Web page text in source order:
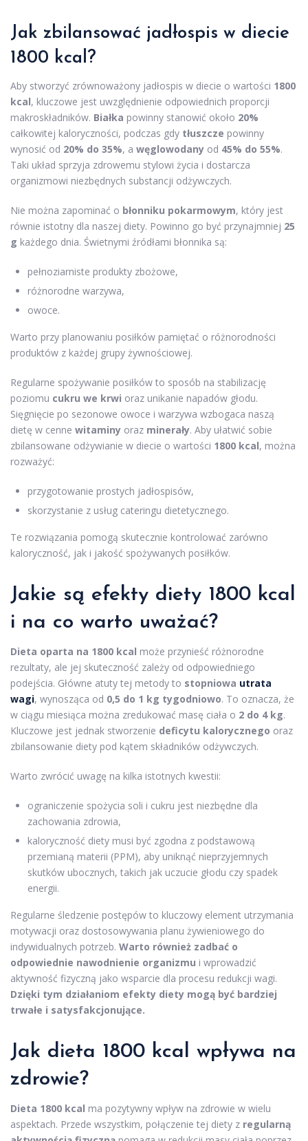
Jak zbilansować jadłospis w diecie
1800 kcal?
Aby stworzyć zrównoważony jadłospis w diecie o wartości 1800
kcal, kluczowe jest uwzględnienie odpowiednich proporcji
makroskładników. Białka powinny stanowić około 20%
całkowitej kaloryczności, podczas gdy tłuszcze powinny
wynosić od 20% do 35%, a węglowodany od 45% do 55%.
Taki układ sprzyja zdrowemu stylowi życia i dostarcza
organizmowi niezbędnych substancji odżywczych.
Nie można zapominać o błonniku pokarmowym, który jest
równie istotny dla naszej diety. Powinno go być przynajmniej 25
g każdego dnia. Świetnymi źródłami błonnika są:
pełnoziarniste produkty zbożowe,
różnorodne warzywa,
owoce.
Warto przy planowaniu posiłków pamiętać o różnorodności
produktów z każdej grupy żywnościowej.
Regularne spożywanie posiłków to sposób na stabilizację
poziomu cukru we krwi oraz unikanie napadów głodu.
Sięgnięcie po sezonowe owoce i warzywa wzbogaca naszą
dietę w cenne witaminy oraz minerały. Aby ułatwić sobie
zbilansowane odżywianie w diecie o wartości 1800 kcal, można
rozważyć:
przygotowanie prostych jadłospisów,
skorzystanie z usług cateringu dietetycznego.
Te rozwiązania pomogą skutecznie kontrolować zarówno
kaloryczność, jak i jakość spożywanych posiłków.
Jakie są efekty diety 1800 kcal
i na co warto uważać?
Dieta oparta na 1800 kcal może przynieść różnorodne
rezultaty, ale jej skuteczność zależy od odpowiedniego
podejścia. Główne atuty tej metody to stopniowa utrata
wagi, wynosząca od 0,5 do 1 kg tygodniowo. To oznacza, że
w ciągu miesiąca można zredukować masę ciała o 2 do 4 kg.
Kluczowe jest jednak stworzenie deficytu kalorycznego oraz
zbilansowanie diety pod kątem składników odżywczych.
Warto zwrócić uwagę na kilka istotnych kwestii:
ograniczenie spożycia soli i cukru jest niezbędne dla
zachowania zdrowia,
kaloryczność diety musi być zgodna z podstawową
przemianą materii (PPM), aby uniknąć nieprzyjemnych
skutków ubocznych, takich jak uczucie głodu czy spadek
energii.
Regularne śledzenie postępów to kluczowy element utrzymania
motywacji oraz dostosowywania planu żywieniowego do
indywidualnych potrzeb. Warto również zadbać o
odpowiednie nawodnienie organizmu i wprowadzić
aktywność fizyczną jako wsparcie dla procesu redukcji wagi.
Dzięki tym działaniom efekty diety mogą być bardziej
trwałe i satysfakcjonujące.
Jak dieta 1800 kcal wpływa na
zdrowie?
Dieta 1800 kcal ma pozytywny wpływ na zdrowie w wielu
aspektach. Przede wszystkim, połączenie tej diety z regularną